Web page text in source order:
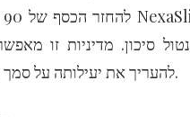
סיכון. מדיניות זו
להעריך את יעילותה על סמך התוצאות שלהם.